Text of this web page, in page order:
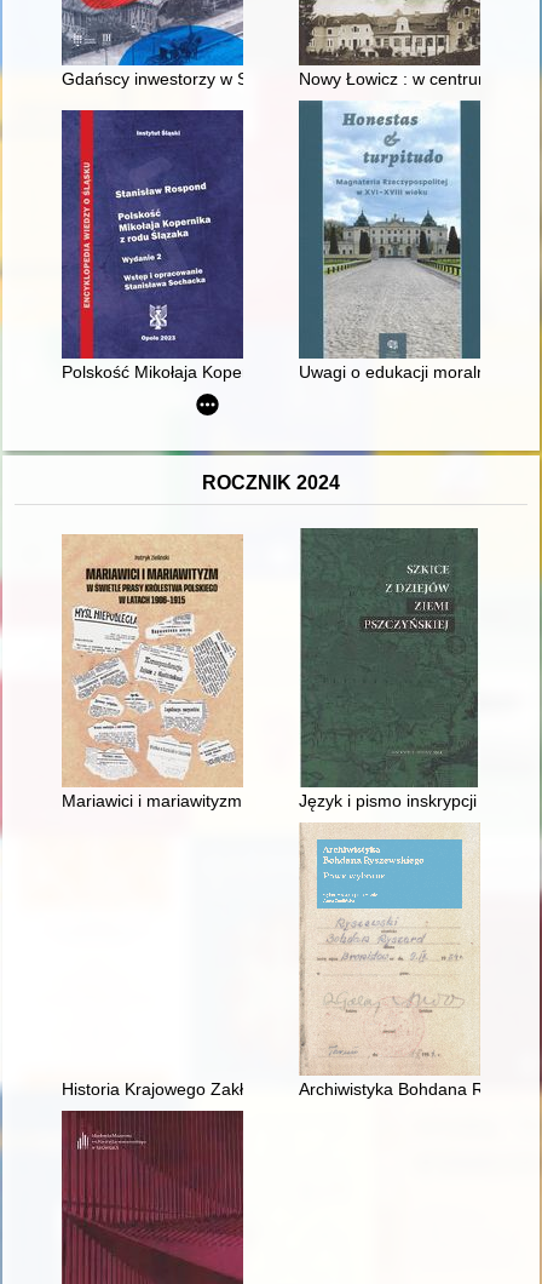
Gdańscy inwestorzy w Sopocie : prestiż finansowy i
Nowy Łowicz : w centrum
Polskość Mikołaja Kopernika z rodu ŚlązakaUwagi o edukacji moralnej
ROCZNIK 2024
Mariawici i mariawityzm w świetle prasy Królestwa Polskiego
Język i pismo inskrypcji
Historia Krajowego Zakładu Psychiatrycznego w Żarach 1812-
Archiwistyka Bohdana